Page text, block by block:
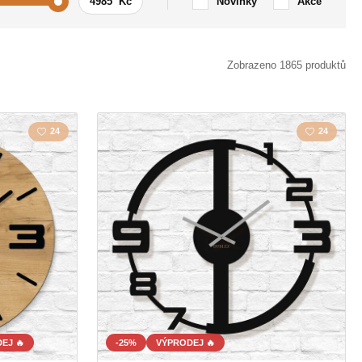
Krajina
Láska
Mapa
Polygonal
Sovy
Zvíře
Zobrazeno 1865 produktů
🔥
24
-25% VÝPRODEJ 🔥
24